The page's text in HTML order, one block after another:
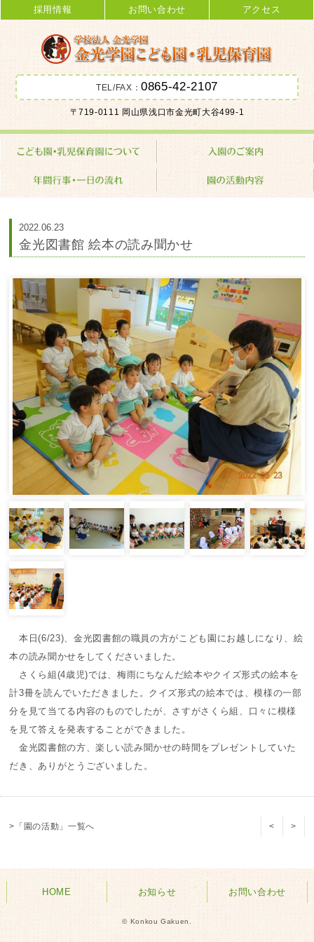
金光学園こども園･乳児保育園 学校
法人 金光学園
採用情報 お問い合わせ アクセス
TEL/FAX：0865-42-2107
〒719-0111 岡山県浅口市金光町大谷499-1
2022.06.23
金光図書館 絵本の読み聞かせ
本日(6/23)、金光図書館の職員の方がこども園にお越しになり、絵
本の読み聞かせをしてくださいました。
さくら組(4歳児)では、梅雨にちなんだ絵本やクイズ形式の絵本を
計3冊を読んでいただきました。クイズ形式の絵本では、模様の一部
分を見て当てる内容のものでしたが、さすがさくら組、口々に模様
を見て答えを発表することができました。
金光図書館の方、楽しい読み聞かせの時間をプレゼントしていた
だき、ありがとうございました。
>「園の活動」一覧へ < >
HOME お知らせ お問い合わせ
© Konkou Gakuen.